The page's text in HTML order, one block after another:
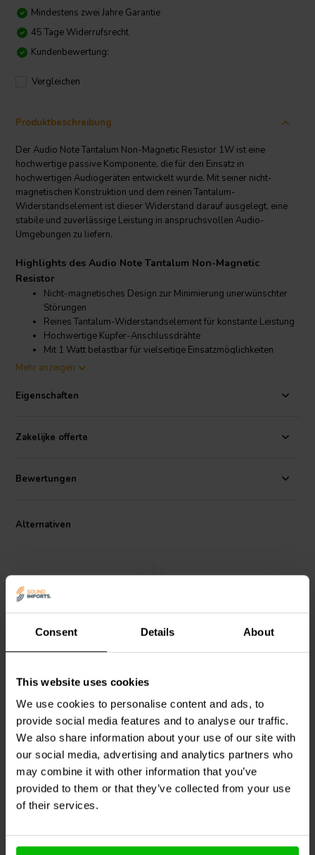
Consent Details About
This website uses cookies
We use cookies to personalise content and ads, to
provide social media features and to analyse our traffic.
We also share information about your use of our site with
our social media, advertising and analytics partners who
may combine it with other information that you’ve
provided to them or that they’ve collected from your use
of their services.
Mindestens zwei Jahre Garantie
45 Tage Widerrufsrecht
Kundenbewertung:
Vergleichen
Produktbeschreibung
Der Audio Note Tantalum Non-Magnetic Resistor 1W ist eine
hochwertige passive Komponente, die für den Einsatz in
hochwertigen Audiogeräten entwickelt wurde. Mit seiner nicht-
magnetischen Konstruktion und dem reinen Tantalum-
Widerstandselement ist dieser Widerstand darauf ausgelegt, eine
stabile und zuverlässige Leistung in anspruchsvollen Audio-
Umgebungen zu liefern.
Highlights des Audio Note Tantalum Non-Magnetic
Resistor
Nicht-magnetisches Design zur Minimierung unerwünschter
Störungen
Reines Tantalum-Widerstandselement für konstante Leistung
Hochwertige Kupfer-Anschlussdrähte
Mit 1 Watt belastbar für vielseitige Einsatzmöglichkeiten
Resistor
Dieser Widerstand verwendet eine reine Tantalum-Schicht und
Magnetfelder zu reduzieren. Die Belastbarkeit von 1 Watt macht ihn
Widerstandswerte und zuverlässiger Betrieb erforderlich sind. Er
gewährleisten.
Der Audio Note Tantalum Non-Magnetic Resistor eignet sich für DIY-
auch in Hobby-Anwendungen. Seine robuste Bauweise und die
sorgfältige Materialauswahl machen ihn zur bevorzugten Option in
Dieser Widerstand ist zudem mit einer Vielzahl von
kompatibel und bietet so Flexibilität für individuelle Elektronik-
Designs.
Mehr anzeigen
Eigenschaften
Zakelijke offerte
Bewertungen
Alternativen
1W-820K | 820 kΩ | 1 W |
klantbeoordelingen
Vergleichen
8 Auf Lager
klantbeoordelingen
Vergleichen
8 Auf Lager